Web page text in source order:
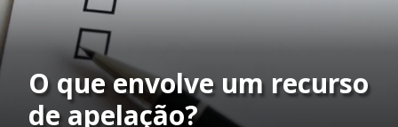
O que envolve um recurso
de apelação?